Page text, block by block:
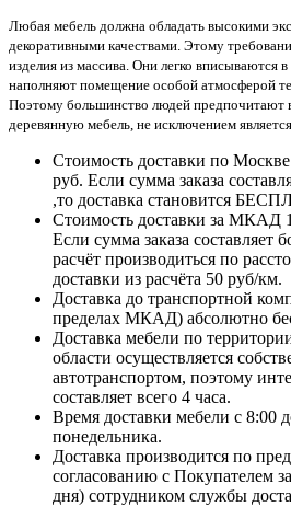
Любая мебель должна обладать высокими
декоративными качествами. Этому
изделия из массива. Они легко вписываются
наполняют помещение особой атмосферой
Поэтому большинство людей предпочитают
деревянную мебель, не исключением
Стоимость доставки по
руб. Если сумма заказа
,то доставка становится
Стоимость доставки за МКАД
Если сумма заказа составляет
расчёт производиться по
доставки из расчёта 50 руб/км.
Доставка до транспортной
пределах МКАД) абсолютно
Доставка мебели по
области осуществляется
автотранспортом, поэтому
составляет всего 4 часа.
Время доставки мебели с 8:00
понедельника.
Доставка производится по
согласованию с Покупателем
дня) сотрудником службы